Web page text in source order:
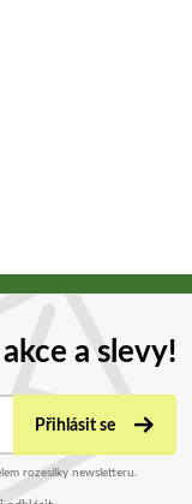
a slevy!
Přihlásit se
rozesílky newsletteru.